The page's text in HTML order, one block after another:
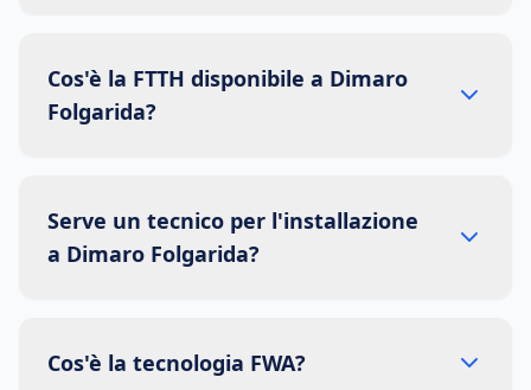
Cos'è la FTTH disponibile a Dimaro
Folgarida?
Serve un tecnico per l'installazione
a Dimaro Folgarida?
Cos'è la tecnologia FWA?